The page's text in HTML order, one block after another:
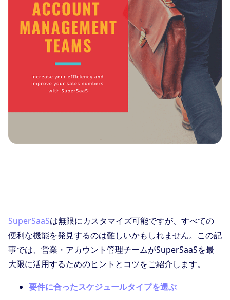
SuperSaaSは無限にカスタマイズ可能ですが、すべての
便利な機能を発見するのは難しいかもしれません。この記
事では、営業・アカウント管理チームがSuperSaaSを最
大限に活用するためのヒントとコツをご紹介します。
要件に合ったスケジュールタイプを選ぶ